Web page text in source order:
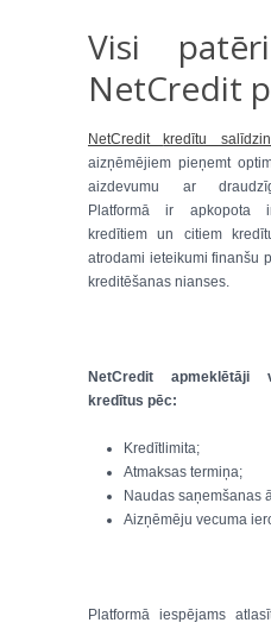
Visi
NetCredit
NetCredit kredītu
aizņēmējiem pieņemt
aizdevumu ar
Platformā ir apkopota
kredītiem un citiem
atrodami ieteikumi finanšu
kreditēšanas nianses.
NetCredit apmeklētāji
kredītus pēc:
Kredītlimita;
Atmaksas termiņa;
Naudas saņemšanas
Aizņēmēju vecuma
Platformā iespējams